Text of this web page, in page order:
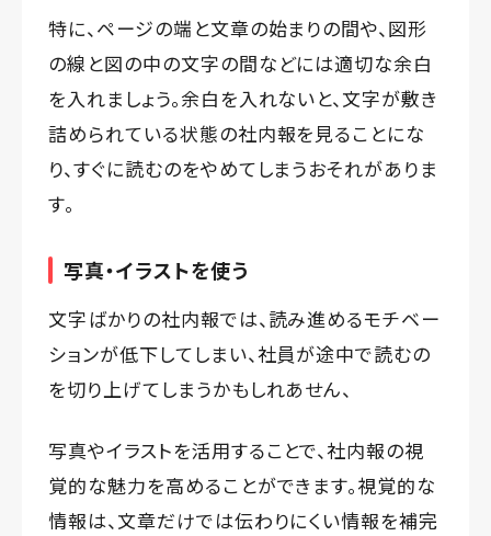
特に、ページの端と文章の始まりの間や、図形
の線と図の中の文字の間などには適切な余白
を入れましょう。余白を入れないと、文字が敷き
詰められている状態の社内報を見ることにな
り、すぐに読むのをやめてしまうおそれがありま
す。
写真・イラストを使う
文字ばかりの社内報では、読み進めるモチベー
ションが低下してしまい、社員が途中で読むの
を切り上げてしまうかもしれあせん、
写真やイラストを活用することで、社内報の視
覚的な魅力を高めることができます。視覚的な
情報は、文章だけでは伝わりにくい情報を補完